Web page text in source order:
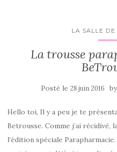
LA SALLE DE
La trousse
Posté le 28 juin 2016 by
Hello toi, Il y a peu je te
Betrousse. Comme j’ai récidivé,
l’édition spéciale